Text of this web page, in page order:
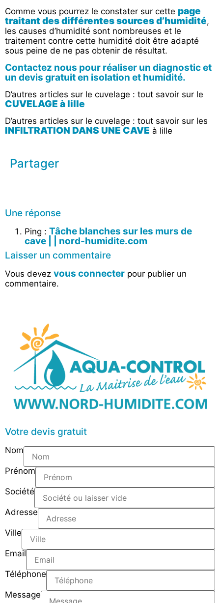
Comme vous pourrez le constater sur cette page
traitant des différentes sources d’humidité,
les causes d’humidité sont nombreuses et le
traitement contre cette humidité doit être adapté
sous peine de ne pas obtenir de résultat.
Contactez nous pour réaliser un diagnostic et
un devis gratuit en isolation et humidité.
D’autres articles sur le cuvelage : tout savoir sur le
CUVELAGE à lille
D’autres articles sur le cuvelage : tout savoir sur les
INFILTRATION DANS UNE CAVE à lille
Partager
Une réponse
Ping : Tâche blanches sur les murs de
cave | | nord-humidite.com
Laisser un commentaire
Vous devez vous connecter pour publier un
commentaire.
Votre devis gratuit
Nom
Prénom
Société
Adresse
Ville
Email
Téléphone
Message